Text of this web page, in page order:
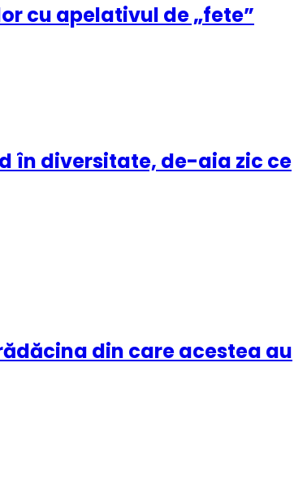
cu apelativul de „fete”
în diversitate, de-aia zic ce
din care acestea au